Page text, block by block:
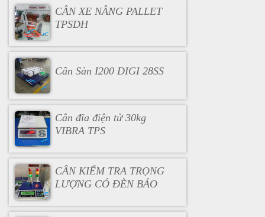
CÂN XE NÂNG PALLET
TPSDH
Cân Sàn I200 DIGI 28SS
Cân đĩa điện tử 30kg
VIBRA TPS
CÂN KIỂM TRA TRỌNG
LƯỢNG CÓ ĐÈN BÁO